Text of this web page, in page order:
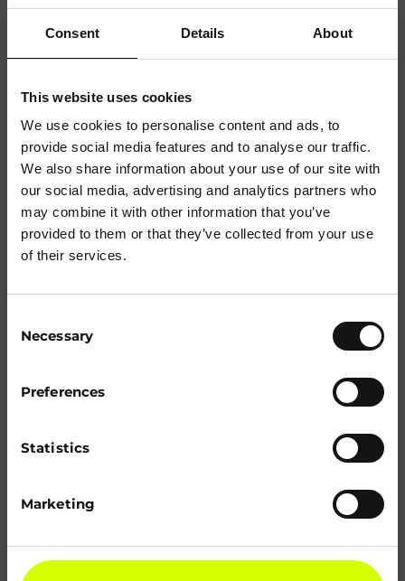
Consent Details About
This website uses cookies
We use cookies to personalise content and ads, to
provide social media features and to analyse our traffic.
We also share information about your use of our site with
our social media, advertising and analytics partners who
may combine it with other information that you’ve
provided to them or that they’ve collected from your use
of their services.
Selection
Necessary
Preferences
Statistics
Marketing